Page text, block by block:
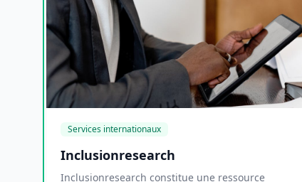
Services internationaux
Inclusionresearch
Inclusionresearch constitue une ressource